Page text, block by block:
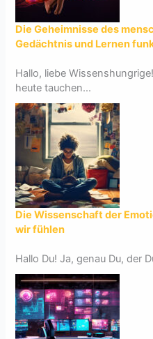
Die Geheimnisse des
Gedächtnis und Lernen
Hallo, liebe
heute tauchen...
Die Wissenschaft der
wir fühlen
Hallo Du! Ja, genau Du, der